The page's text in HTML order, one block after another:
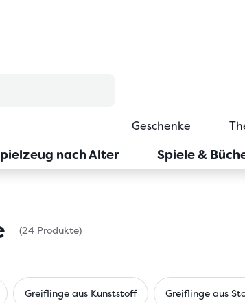
Geschenke
nach Alter Spiele &
(24 Produkte)
Greiflinge aus Kunststoff Greiflinge aus